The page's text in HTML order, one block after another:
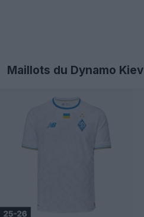
Maillots du Dynamo